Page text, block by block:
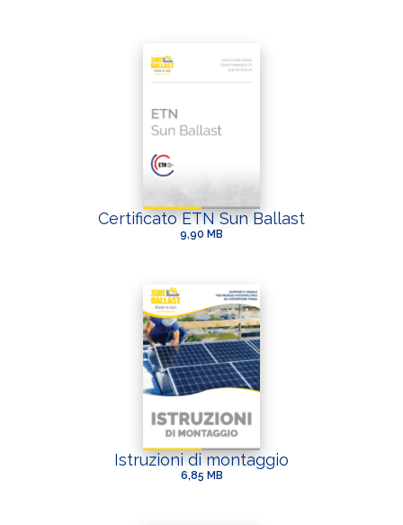
Certificato ETN Sun Ballast
9,90 MB
Istruzioni di montaggio
6,85 MB